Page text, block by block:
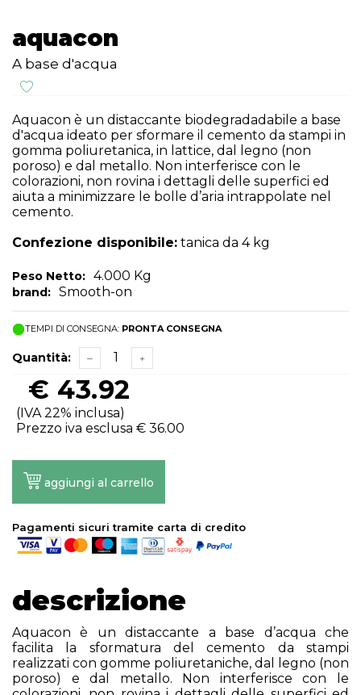
aquacon
A base d'acqua
Aquacon è un distaccante biodegradadabile a base
d'acqua ideato per sformare il cemento da stampi in
gomma poliuretanica, in lattice, dal legno (non
poroso) e dal metallo. Non interferisce con le
colorazioni, non rovina i dettagli delle superfici ed
aiuta a minimizzare le bolle d’aria intrappolate nel
cemento.
Confezione disponibile: tanica da 4 kg
Peso Netto: 4.000 Kg
brand: Smooth-on
TEMPI DI CONSEGNA: PRONTA CONSEGNA
Quantità:
€ 43.92
(IVA 22% inclusa)
Prezzo iva esclusa € 36.00
aggiungi al carrello
Pagamenti sicuri tramite carta di credito
descrizione
Aquacon è un distaccante a base d’acqua che
facilita la sformatura del cemento da stampi
realizzati con gomme poliuretaniche, dal legno (non
poroso) e dal metallo. Non interferisce con le